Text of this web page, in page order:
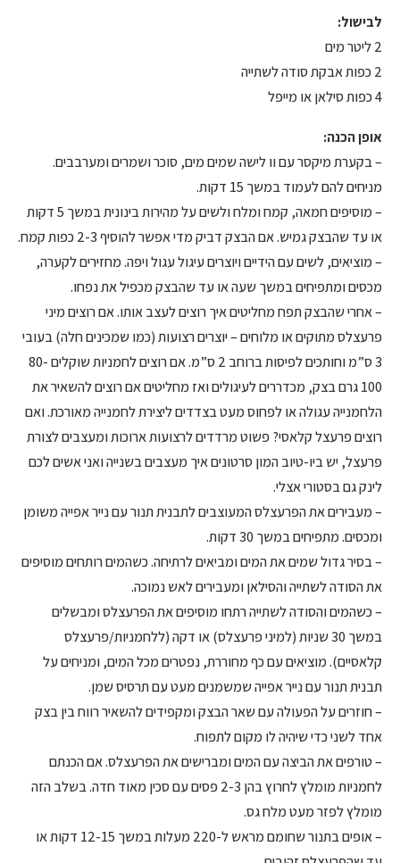
לבישול:
2 ליטר מים
2 כפות אבקת סודה לשתייה
4 כפות סילאן או מייפל
אופן הכנה:
– בקערת מיקסר עם וו לישה שמים מים, סוכר ושמרים ומערבבים.
מניחים להם לעמוד במשך 15 דקות.
– מוסיפים חמאה, קמח ומלח ולשים על מהירות בינונית במשך 5 דקות
או עד שהבצק גמיש. אם הבצק דביק מדי אפשר להוסיף 2-3 כפות קמח.
– מוציאים, לשים עם הידיים ויוצרים עיגול עגול ויפה. מחזירים לקערה,
מכסים ומתפיחים במשך שעה או עד שהבצק מכפיל את נפחו.
– אחרי שהבצק תפח מחליטים איך רוצים לעצב אותו. אם רוצים מיני
פרעצלס מתוקים או מלוחים – יוצרים רצועות (כמו שמכינים חלה) בעובי
3 ס”מ וחותכים לפיסות ברוחב 2 ס”מ. אם רוצים לחמניות שוקלים 80-
100 גרם בצק, מכדררים לעיגולים ואז מחליטים אם רוצים להשאיר את
הלחמנייה עגולה או לפחוס מעט בצדדים ליצירת לחמנייה מאורכת. ואם
רוצים פרעצל קלאסי? פשוט מרדדים לרצועות ארוכות ומעצבים לצורת
פרעצל, יש ביו-טיוב המון סרטונים איך מעצבים בשנייה ואני אשים לכם
לינק גם בסטורי אצלי.
– מעבירים את הפרעצלס המעוצבים לתבנית תנור עם נייר אפייה משומן
ומכסים. מתפיחים במשך 30 דקות.
– בסיר גדול שמים את המים ומביאים לרתיחה. כשהמים רותחים מוסיפים
את הסודה לשתייה והסילאן ומעבירים לאש נמוכה.
– כשהמים והסודה לשתייה רתחו מוסיפים את הפרעצלס ומבשלים
במשך 30 שניות (למיני פרעצלס) או דקה (ללחמניות/פרעצלס
קלאסיים). מוציאים עם כף מחוררת, נפטרים מכל המים, ומניחים על
תבנית תנור עם נייר אפייה שמשמנים מעט עם תרסיס שמן.
– חוזרים על הפעולה עם שאר הבצק ומקפידים להשאיר רווח בין בצק
אחד לשני כדי שיהיה לו מקום לתפוח.
– טורפים את הביצה עם המים ומברישים את הפרעצלס. אם הכנתם
לחמניות מומלץ לחרוץ בהן 2-3 פסים עם סכין מאוד חדה. בשלב הזה
מומלץ לפזר מעט מלח גס.
– אופים בתנור שחומם מראש ל-220 מעלות במשך 12-15 דקות או